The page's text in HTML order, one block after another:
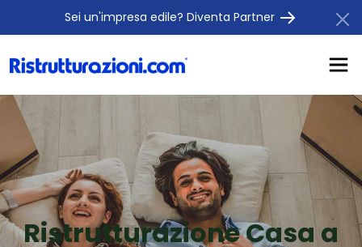
Sei un'impresa edile? Diventa Partner
Ristrutturazione Casa a